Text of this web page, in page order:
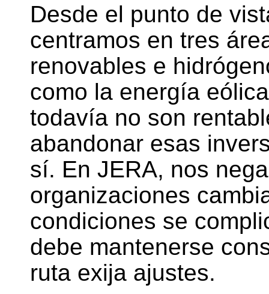
Desde el punto de
centramos en tres
renovables e
como la energía
todavía no son
abandonar esas
sí. En JERA, nos
organizaciones
condiciones se
debe mantenerse
ruta exija ajustes.